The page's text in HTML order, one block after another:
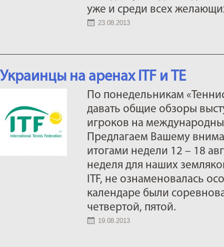
уже и среди всех
23.08.2013
Украинцы на аренах ITF и TE
По понедельникам
давать общие обзоры
игроков на
Предлагаем Вашему
итогами недели 12 – 18
неделя для наших
ITF, не ознаменовалась
календаре были
четвертой, пятой.
19.08.2013